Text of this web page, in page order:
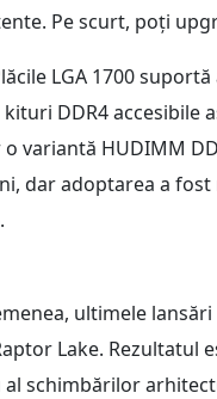
Pe scurt, poți
LGA 1700
DDR4 accesibile
variantă HUDIMM
dar adoptarea a
ultimele
Lake.
schimbărilor